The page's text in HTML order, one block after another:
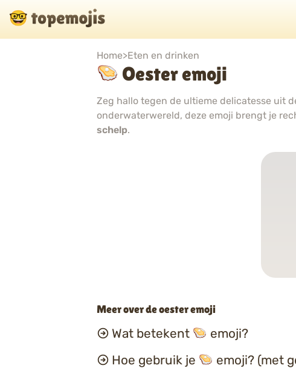
Home>Eten en drinken
Oester emoji
Zeg hallo tegen de ultieme delicatesse uit
onderwaterwereld, deze emoji brengt je
schelp.
Meer over de oester emoji
Wat betekent
emoji?
Hoe gebruik je
emoji? (met